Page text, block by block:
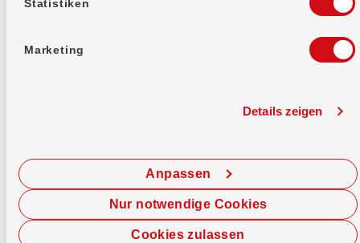
Statistiken
Marketing
Details zeigen
Cookies zulassen
Anpassen
Nur notwendige Cookies
Jetzt chatten